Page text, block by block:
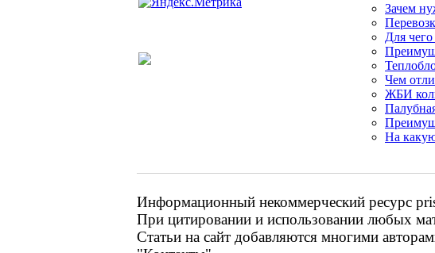
Зачем
Для
Чем
ЖБИ
На
Информационный некоммерческий ресурс
При цитировании и использовании любых
Статьи на сайт добавляются многими